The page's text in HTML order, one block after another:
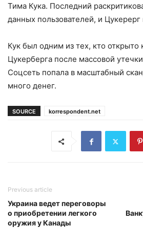
Тима Кука. Последний
данных пользователей, и
Кук был одним из тех, кто открыто
Цукерберга после массовой
Соцсеть попала в масштабный
много денег.
SOURCE korrespondent.net
Previous article
Украина ведет переговоры
о приобретении легкого
оружия у Канады